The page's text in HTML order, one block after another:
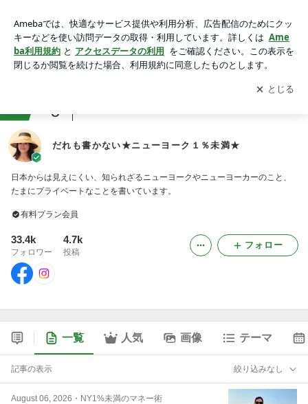
アプリをダウンロードして ブログの更新通知
を受け取りまし
ょう。
開く
3
だれも書かない★ニューヨーク１％未満★
日本からは見えにくい、知られざるニューヨークやニューヨーカーのこと、
たまにプライベートなことを書いています。
有料プラン会員
33.4k
フォロワー
4.7k
投稿
フォロー
一覧 人気 画像 テーマ
記事の表示 絞り込みなし
August 06, 2026 ・ NY1%未満のマネー術